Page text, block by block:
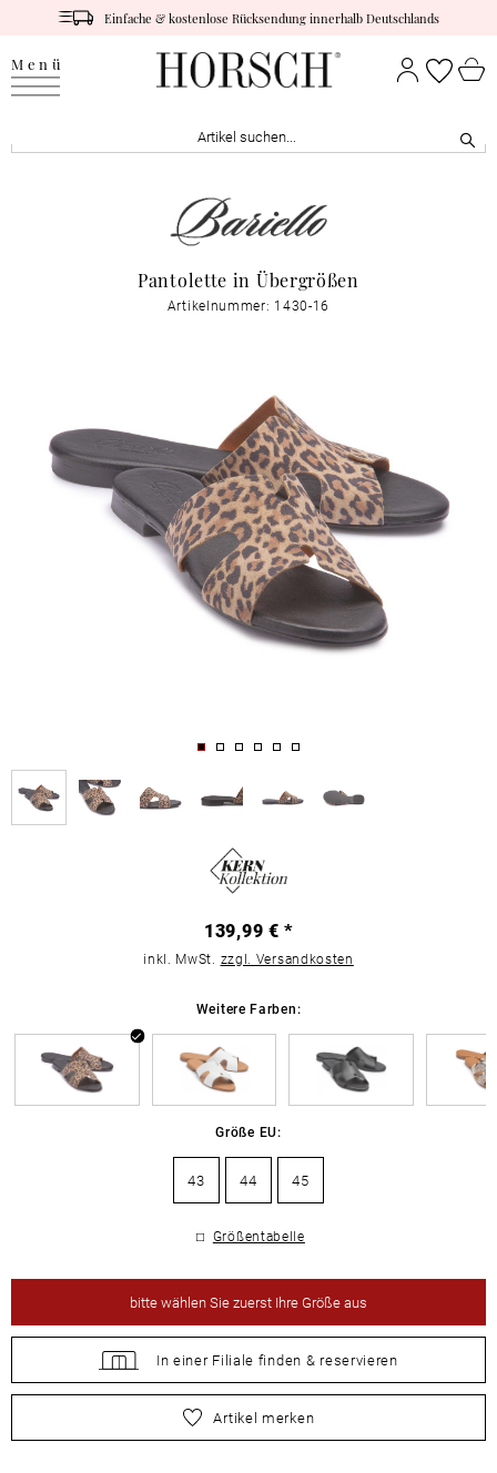
Einfache & kostenlose Rücksendung innerhalb Deutschlands
Menü
Pantolette in Übergrößen
Artikelnummer: 1430-16
139,99 € *
inkl. MwSt. zzgl. Versandkosten
Weitere Farben:
Größe EU:
43 44 45
Größentabelle
bittewählen Sie zuerst Ihre Größe aus
In einer Filiale finden & reservieren
wählen Sie zuerst Ihre Größe aus
Artikel merken